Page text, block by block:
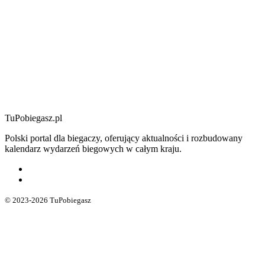
TuPobiegasz.pl
Polski portal dla biegaczy, oferujący aktualności i rozbudowany
kalendarz wydarzeń biegowych w całym kraju.
© 2023-2026 TuPobiegasz